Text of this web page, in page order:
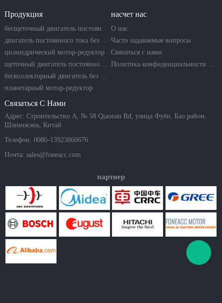
Продукция
цилиндрический мотор-редуктор
щеточный двигатель постоянного тока
планетарный мотор-редуктор
насчет нас
О нас
Часто задаваемые вопросы
Связаться с нами
Связаться С Нами
Адрес: Строительство A, № 58 Qiaonan Rd, улица Фуён, Бао район.
Шэньчжэнь, Китай
Телефон: 0086-13923860676
Почта: sales@foneacc.com
партнер